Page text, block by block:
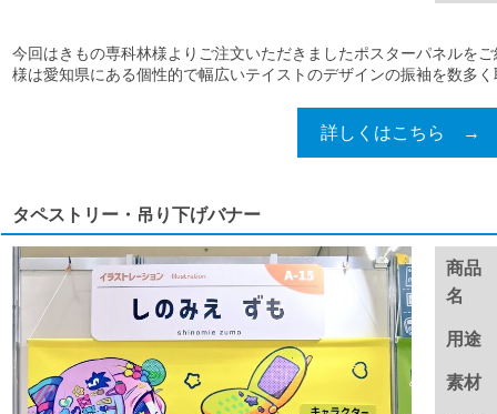
今回はきもの専科林様よりご注文いただきましたポスターパネルを
様は愛知県にある個性的で幅広いテイストのデザインの振袖を数多
詳しくはこちら →
タペストリー・吊り下げバナー
商品
名
用途
素材